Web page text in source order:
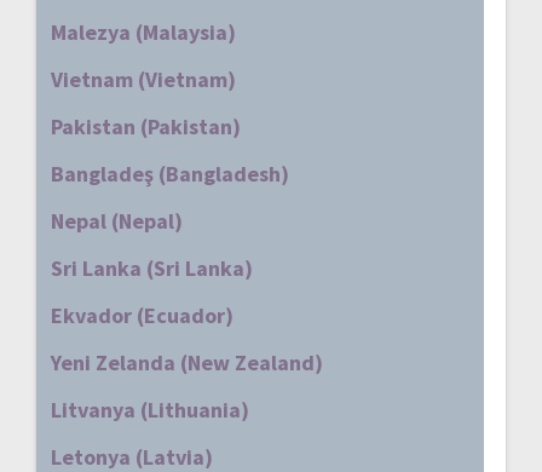
Malezya (Malaysia)
Vietnam (Vietnam)
Pakistan (Pakistan)
Bangladeş (Bangladesh)
Nepal (Nepal)
Sri Lanka (Sri Lanka)
Ekvador (Ecuador)
Yeni Zelanda (New Zealand)
Litvanya (Lithuania)
Letonya (Latvia)